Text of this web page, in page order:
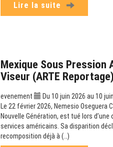
Lire la suite
Mexique Sous Pression
Viseur (ARTE Reportage)
evenement
Du 10 juin 2026 au 10
Le 22 février 2026, Nemesio Oseguera
Nouvelle Génération, est tué lors
services américains. Sa disparition
recomposition déjà à (…)